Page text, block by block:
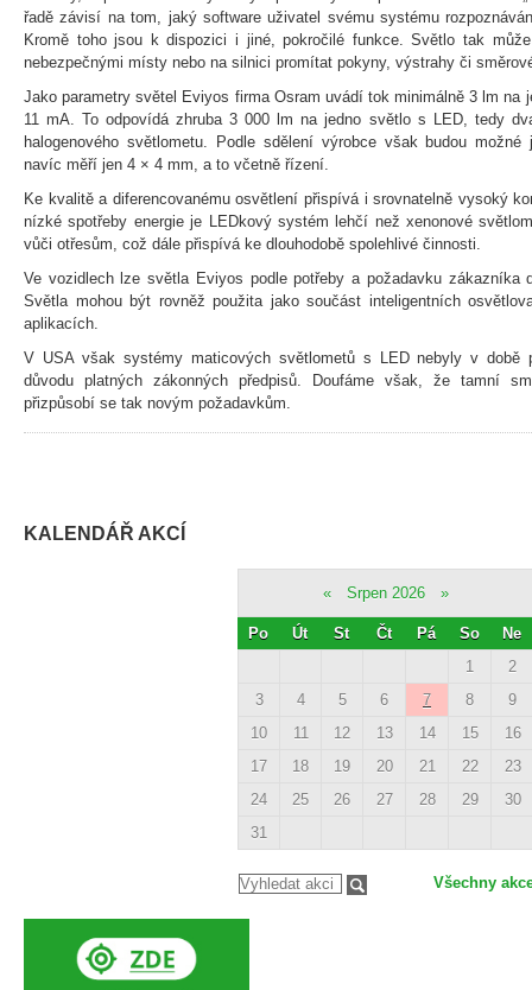
řadě závisí na tom, jaký software uživatel svému systému
Kromě toho jsou k dispozici i jiné, pokročilé funkce. Světlo tak
nebezpečnými místy nebo na silnici promítat pokyny, výstrahy či
Jako parametry světel Eviyos firma Osram uvádí tok minimálně 3 lm na
11 mA. To odpovídá zhruba 3 000 lm na jedno světlo s LED, tedy
halogenového světlometu. Podle sdělení výrobce však budou
navíc měří jen 4 × 4 mm, a to včetně řízení.
Ke kvalitě a diferencovanému osvětlení přispívá i srovnatelně vysoký
nízké spotřeby energie je LEDkový systém lehčí než xenonové
vůči otřesům, což dále přispívá ke dlouhodobě spolehlivé činnosti.
Ve vozidlech lze světla Eviyos podle potřeby a požadavku zákazníka
Světla mohou být rovněž použita jako součást inteligentních
aplikacích.
V USA však systémy maticových světlometů s LED nebyly v době
důvodu platných zákonných předpisů. Doufáme však, že tamní
přizpůsobí se tak novým požadavkům.
KALENDÁŘ AKCÍ
« Srpen 2026 »
Po Út St Čt Pá So
Ne
1
2
3
4 5 6 7 8
9
10
11 12 13 14 15
16
17
18 19 20 21 22
23
24
25 26 27 28 29
30
31
Všechny